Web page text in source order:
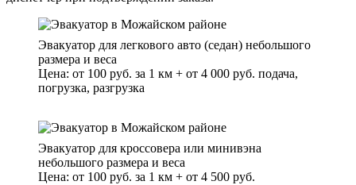
Эвакуатор для легкового авто (седан) небольшого
размера и веса
Цена: от 100 руб. за 1 км + от 4 000 руб. подача,
погрузка, разгрузка
Эвакуатор для кроссовера или минивэна
небольшого размера и веса
Цена: от 100 руб. за 1 км + от 4 500 руб.